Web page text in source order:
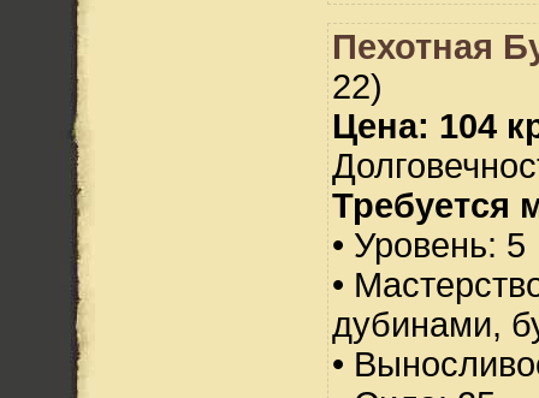
Пехотная
22)
Цена: 104
Требуется
• Уровень: 5
•
дубинами,
•